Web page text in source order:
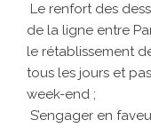
Le renfort des
de la ligne entre
le rétablissement
tous les jours et
week-end ;
S’engager en